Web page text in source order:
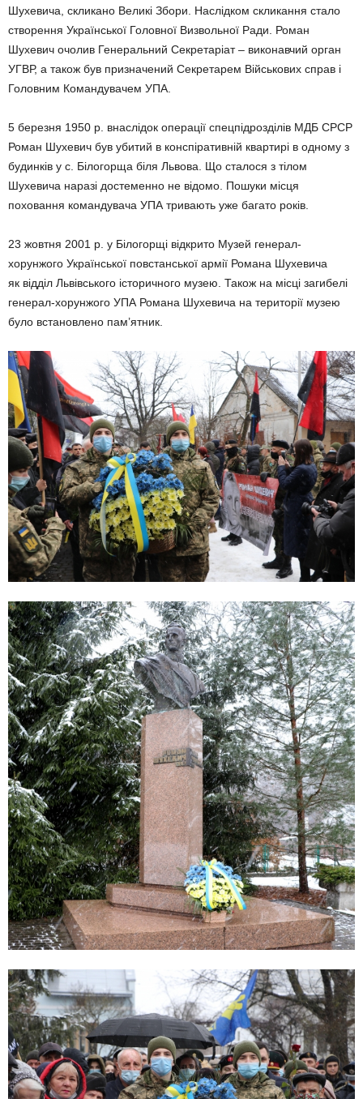
Шухевича, скликано Великі Збори. Наслідком скликання стало
створення Української Головної Визвольної Ради. Роман
Шухевич очолив Генеральний Секретаріат – виконавчий орган
УГВР, а також був призначений Секретарем Військових справ і
Головним Командувачем УПА.
5 березня 1950 р. внаслідок операції спецпідрозділів МДБ СРСР
Роман Шухевич був убитий в конспіративній квартирі в одному з
будинків у с. Білогорща біля Львова. Що сталося з тілом
Шухевича наразі достеменно не відомо. Пошуки місця
поховання командувача УПА тривають уже багато років.
23 жовтня 2001 р. у Білогорщі відкрито Музей генерал-
хорунжого Української повстанської армії Романа Шухевича
як відділ Львівського історичного музею. Також на місці загибелі
генерал-хорунжого УПА Романа Шухевича на території музею
було встановлено пам’ятник.